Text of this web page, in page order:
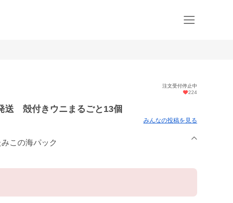
注文受付停止中
224
送 殻付きウニまるごと13個
みんなの投稿を見る
この海パック